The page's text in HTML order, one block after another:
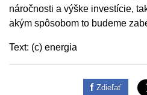
náročnosti a výške investície,
akým spôsobom to budeme
Text: (c) energia
Zdieľať